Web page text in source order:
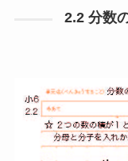
2.2 分数